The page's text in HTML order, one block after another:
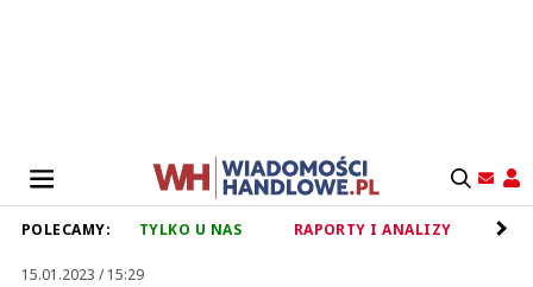
POLECAMY: TYLKO U NAS RAPORTY I ANALIZY
15.01.2023 / 15:29